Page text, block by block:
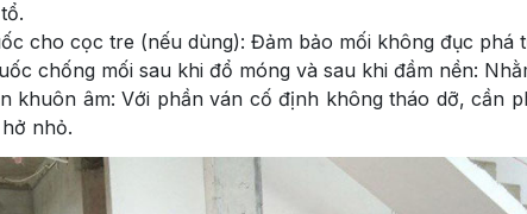
cho cọc tre (nếu dùng): Đảm bảo mối không đục phá
chống mối sau khi đổ móng và sau khi đầm nền:
khuôn âm: Với phần ván cố định không tháo dỡ, cần
nhỏ.